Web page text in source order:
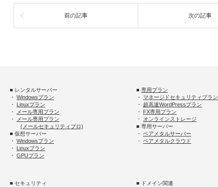
前の記事 次の記事
■ レンタルサーバー ■ 専用プラン
・ Windowsプラン ・ マネージドセキュリティプラン
・ Linuxプラン ・ 超高速WordPressプラン
・
メール専用プラン ・ FX専用プラン
・
メール専用プラン ・ オンラインストレージ
(メールセキュリティプロ)
■ 専用サーバー
■ 仮想サーバー
・ ベアメタルサーバー
・ Windowsプラン ・ ベアメタルクラウド
・ Linuxプラン
・ GPUプラン
■ セキュリティ
■ ドメイン関連